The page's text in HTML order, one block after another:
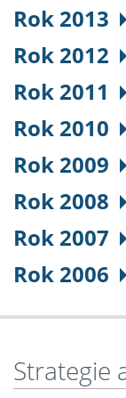
Rok 2013
Rok 2012
Rok 2011
Rok 2010
Rok 2009
Rok 2008
Rok 2007
Rok 2006
Strategie